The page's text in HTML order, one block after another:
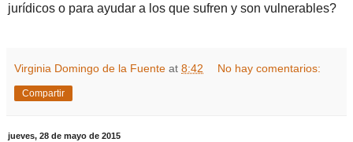
jurídicos o para ayudar a los que sufren y son vulnerables?
Virginia Domingo de la Fuente at 8:42 No hay comentarios:
Compartir
jueves, 28 de mayo de 2015